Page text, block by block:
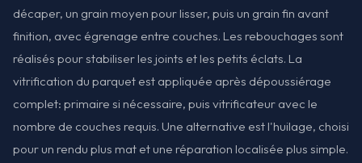
décaper, un grain moyen pour lisser, puis un grain fin avant
finition, avec égrenage entre couches. Les rebouchages sont
réalisés pour stabiliser les joints et les petits éclats. La
vitrification du parquet est appliquée après dépoussiérage
complet: primaire si nécessaire, puis vitrificateur avec le
nombre de couches requis. Une alternative est l'huilage, choisi
pour un rendu plus mat et une réparation localisée plus simple.